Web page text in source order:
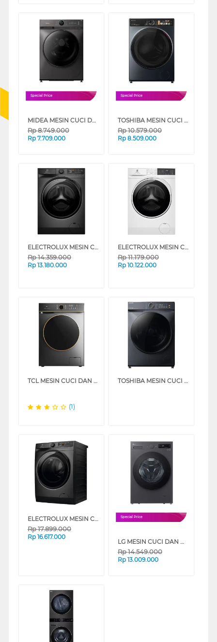
Special Price
MIDEA MESIN CUCI DAN DRYER PENGERING WASHER AND DRYERS 12 KG MF200D120WB
Rp8.749.000
Rp 7.709.000
Special Price
TOSHIBA MESIN CUCI DAN DRYER PENGERING WASHER AND DRYERS 10.5 KG TWD-T25BZU115MWN_M
Rp10.579.000
Rp 8.509.000
ELECTROLUX MESIN CUCI DAN DRYER PENGERING WASHER AND DRYERS 10 KG EWW1023P5SC
Rp14.359.000
Rp 13.180.000
ELECTROLUX MESIN CUCI DAN DRYER PENGERING WASHER AND DRYERS 8 KG EWW8024P3WC
Rp11.179.000
Rp 10.122.000
TCL MESIN CUCI DAN DRYER PENGERING WASHER AND DRYERS 10.5 KG TWD105-T800DG
(1)
TOSHIBA MESIN CUCI DAN DRYER PENGERING WASHER AND DRYERS 13 KG TWDT21BU140UWN(MG)
ELECTROLUX MESIN CUCI DAN DRYER PENGERING WASHER AND DRYERS 13 KG EWW1343P5SC
Rp17.899.000
Rp 16.617.000
Special Price
LG MESIN CUCI DAN DRYER PENGERING WASHER AND DRYERS 15 KG F2515RNEG1
Rp14.549.000
Rp 13.009.000